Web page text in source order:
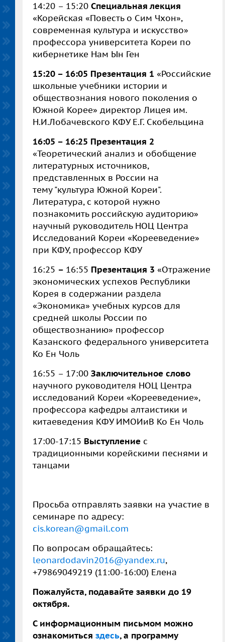
14:20 – 15:20 Специальная лекция
«Корейская «Повесть о Сим Чхон»,
современная культура и искусство»
профессора университета Кореи по
кибернетике Нам Ын Ген
15:20 – 16:05 Презентация 1 «Российские
школьные учебники истории и
обществознания нового поколения о
Южной Корее» директор Лицея им.
Н.И.Лобачевского КФУ Е.Г. Скобельцина
16:05 – 16:25 Презентация 2
«Теоретический анализ и обобщение
литературных источников,
представленных в России на
тему "культура Южной Кореи".
Литература, с которой нужно
познакомить российскую аудиторию»
научный руководитель НОЦ Центра
Исследований Кореи «Корееведение»
при КФУ, профессор КФУ
16:25 – 16:55 Презентация 3 «Отражение
экономических успехов Республики
Корея в содержании раздела
«Экономика» учебных курсов для
средней школы России по
обществознанию» профессор
Казанского федерального университета
Ко Ен Чоль
16:55 – 17:00 Заключительное слово
научного руководителя НОЦ Центра
исследований Кореи «Корееведение»,
профессора кафедры алтаистики и
китаеведения КФУ ИМОИиВ Ко Ен Чоль
17:00-17:15 Выступление с
традиционными корейскими песнями и
танцами
Просьба отправлять заявки на участие в
семинаре по адресу:
cis.korean@gmail.com
По вопросам обращайтесь:
leonardodavin2016@yandex.ru,
+79869049219 (11:00-16:00) Елена
Пожалуйста, подавайте заявки до 19
октября.
С информационным письмом можно
ознакомиться здесь, а программу